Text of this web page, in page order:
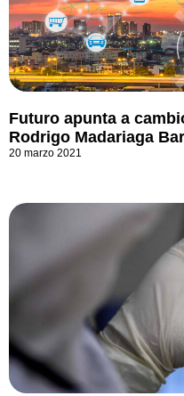
Futuro apunta a
Rodrigo Madariaga
20 marzo 2021